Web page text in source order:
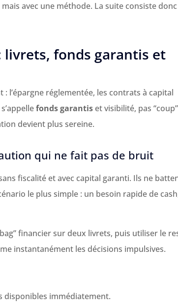
avec une méthode. La suite consiste
livrets, fonds garantis et
l’épargne réglementée, les contrats à capital
fonds garantis et visibilité, pas
devient plus sereine.
qui ne fait pas de bruit
fiscalité et avec capital garanti. Ils ne
le plus simple : un besoin rapide de
financier sur deux livrets, puis utiliser le
instantanément les décisions impulsives.
disponibles immédiatement.